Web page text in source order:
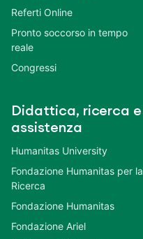
Referti Online
Pronto soccorso in tempo
reale
Congressi
Didattica, ricerca e
assistenza
Humanitas University
Fondazione Humanitas per la
Ricerca
Fondazione Humanitas
Fondazione Ariel